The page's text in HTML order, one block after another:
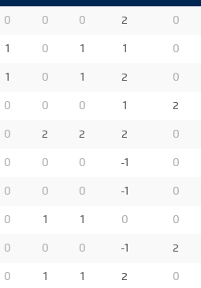
0 0 0 2 0
1 0 1 1 0
1 0 1 2 0
0 0 0 1 2
0 2 2 2 0
0 0 0 -1 0
0 0 0 -1 0
0 1 1 0 0
0 0 0 -1 2
0 1 1 2 0